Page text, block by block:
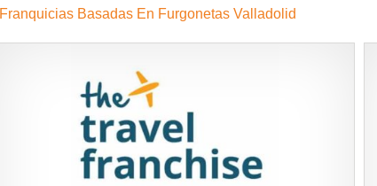
Franquicias Basadas En Furgonetas Valladolid